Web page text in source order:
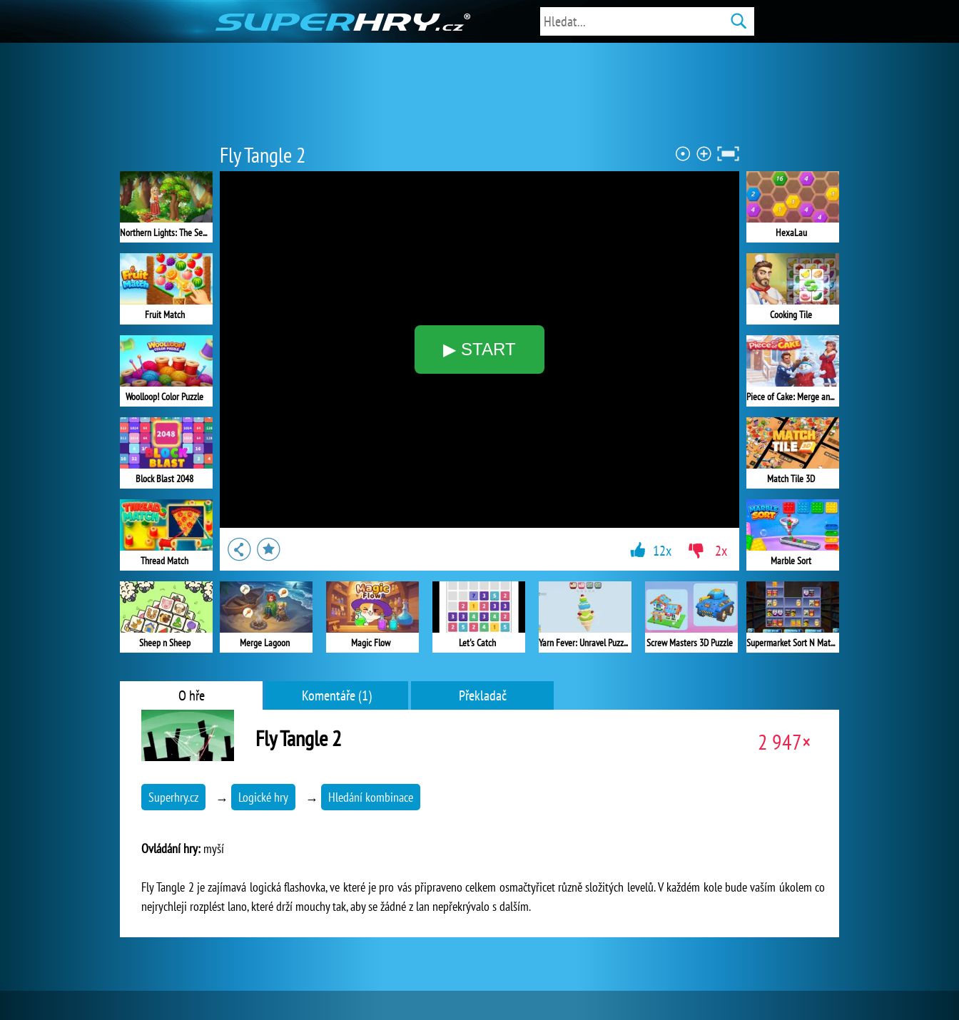
Fly Tangle 2
▶ START
Northern Lights: The Secret of the Forest
Fruit Match
Woolloop! Color Puzzle
Block Blast 2048
Thread Match
Sheep n Sheep
HexaLau
Cooking Tile
Piece of Cake: Merge and Bake
Match Tile 3D
Marble Sort
Supermarket Sort N Match
Merge Lagoon Magic Flow Let's Catch Yarn Fever: Unravel Puzzle Screw Masters 3D Puzzle
12x 2x
O hře Komentáře (1) Překladač
Fly Tangle 2 2 947×
Superhry.cz → Logické hry → Hledání kombinace
Ovládání hry: myší
Fly Tangle 2 je zajímavá logická flashovka, ve které je pro vás připraveno celkem osmačtyřicet různě složitých levelů. V každém kole bude vaším úkolem co
nejrychleji rozplést lano, které drží mouchy tak, aby se žádné z lan nepřekrývalo s dalším.